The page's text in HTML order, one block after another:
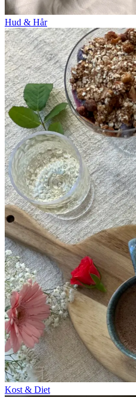
Hud & Hår
Kost & Diet